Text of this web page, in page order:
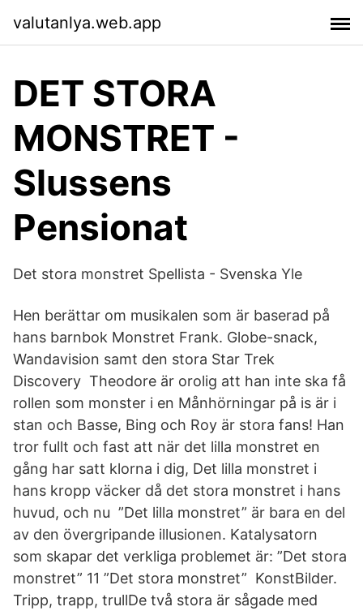
valutanlya.web.app
DET STORA
MONSTRET -
Slussens
Pensionat
Det stora monstret Spellista - Svenska Yle
Hen berättar om musikalen som är baserad på
hans barnbok Monstret Frank. Globe-snack,
Wandavision samt den stora Star Trek
Discovery Theodore är orolig att han inte ska få
rollen som monster i en Månhörningar på is är i
stan och Basse, Bing och Roy är stora fans! Han
tror fullt och fast att när det lilla monstret en
gång har satt klorna i dig, Det lilla monstret i
hans kropp väcker då det stora monstret i hans
huvud, och nu ”Det lilla monstret” är bara en del
av den övergripande illusionen. Katalysatorn
som skapar det verkliga problemet är: ”Det stora
monstret” 11 ”Det stora monstret” KonstBilder.
Tripp, trapp, trullDe två stora är sågade med